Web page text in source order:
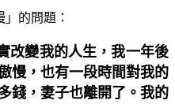
的問題：
改變我的人生，我一年後
慢，也有一段時間對我的
錢，妻子也離開了。我的